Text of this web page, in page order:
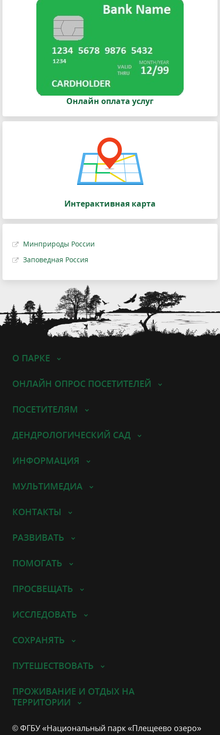
Онлайн оплата услуг
Интерактивная карта
Минприроды России
Заповедная Россия
О ПАРКЕ
ОНЛАЙН ОПРОС ПОСЕТИТЕЛЕЙ
ПОСЕТИТЕЛЯМ
ДЕНДРОЛОГИЧЕСКИЙ САД
ИНФОРМАЦИЯ
МУЛЬТИМЕДИА
КОНТАКТЫ
РАЗВИВАТЬ
ПОМОГАТЬ
ПРОСВЕЩАТЬ
ИССЛЕДОВАТЬ
СОХРАНЯТЬ
ПУТЕШЕСТВОВАТЬ
ПРОЖИВАНИЕ И ОТДЫХ НА
ТЕРРИТОРИИ
© ФГБУ «Национальный парк «Плещеево озеро»